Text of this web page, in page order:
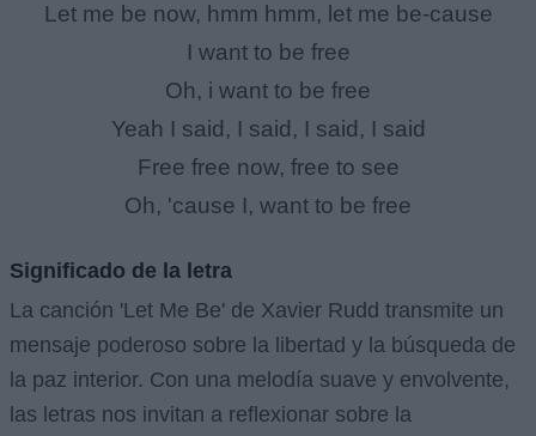
Let me be now, hmm hmm, let me be-cause
I want to be free
Oh, i want to be free
Yeah I said, I said, I said, I said
Free free now, free to see
Oh, 'cause I, want to be free
Significado de la letra
La canción 'Let Me Be' de Xavier Rudd transmite un
mensaje poderoso sobre la libertad y la búsqueda de
la paz interior. Con una melodía suave y envolvente,
las letras nos invitan a reflexionar sobre la